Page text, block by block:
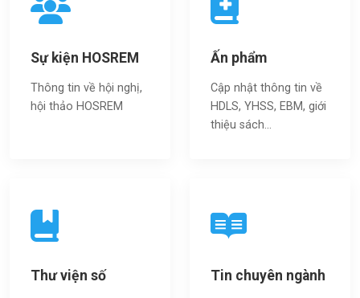
Sự kiện HOSREM
Thông tin về hội nghị,
hội thảo HOSREM
Ấn phẩm
Cập nhật thông tin về
HDLS, YHSS, EBM, giới
thiệu sách…
Thư viện số Tin chuyên ngành